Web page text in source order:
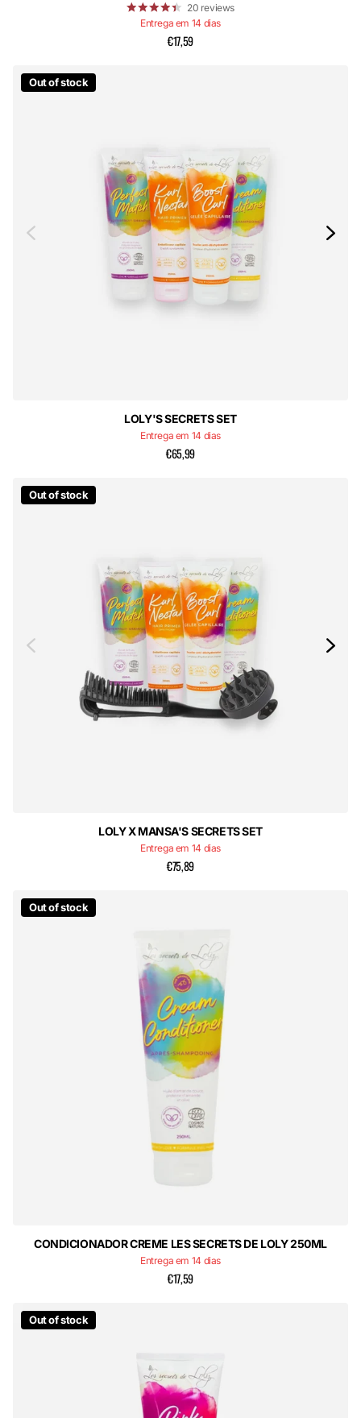
20 reviews
Entrega em 14 dias
€17,59
Out of stock
LOLY'S SECRETS SET
Entrega em 14 dias
€65,99
Out of stock
LOLY X MANSA'S SECRETS SET
Entrega em 14 dias
€75,89
Out of stock
CONDICIONADOR CREME LES SECRETS DE LOLY 250ML
Entrega em 14 dias
€17,59
Out of stock